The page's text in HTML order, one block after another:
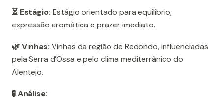
⏳ Estágio: Estágio orientado para equilíbrio,
expressão aromática e prazer imediato.
🌿 Vinhas: Vinhas da região de Redondo, influenciadas
pela Serra d’Ossa e pelo clima mediterrânico do
Alentejo.
🧪 Análise: